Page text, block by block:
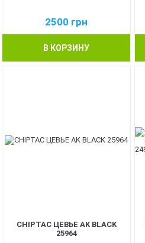
2500 грн
В КОРЗИНУ
CHIPTAC ЦЕВЬЕ AK BLACK
25964